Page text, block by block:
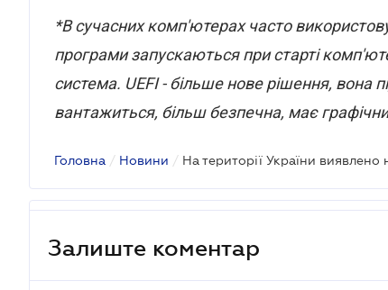
*В сучасних комп'ютерах часто
програми запускаються при старті
система. UEFI - більше нове рішення, вона
вантажиться, більш безпечна, має
Головна / Новини / На території України
Залиште коментар